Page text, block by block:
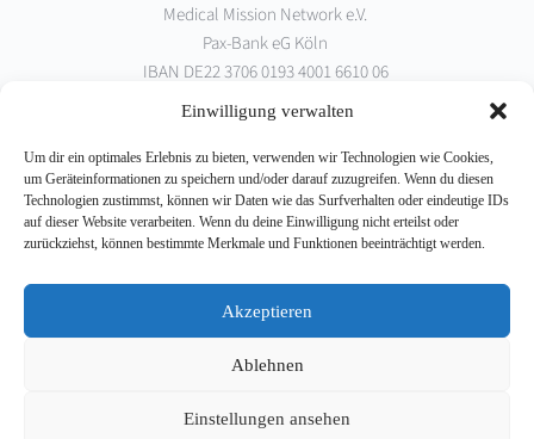
Einwilligung verwalten
Um dir ein optimales Erlebnis zu bieten, verwenden wir Technologien wie Cookies,
um Geräteinformationen zu speichern und/oder darauf zuzugreifen. Wenn du diesen
Technologien zustimmst, können wir Daten wie das Surfverhalten oder eindeutige IDs
auf dieser Website verarbeiten. Wenn du deine Einwilligung nicht erteilst oder
zurückziehst, können bestimmte Merkmale und Funktionen beeinträchtigt werden.
Akzeptieren
Ablehnen
Einstellungen ansehen
Medical Mission Network e.V.
Pax-Bank eG Köln
IBAN DE22 3706 0193 4001 6610 06
BIC GENODED1PAX
PARTNER